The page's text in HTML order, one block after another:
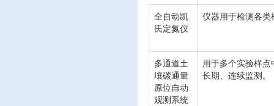
全自动凯
氏定氮仪
仪器用于检测各
多通道土
壤碳通量
原位自动
观测系统
用于多个实验样
长期、连续监测。